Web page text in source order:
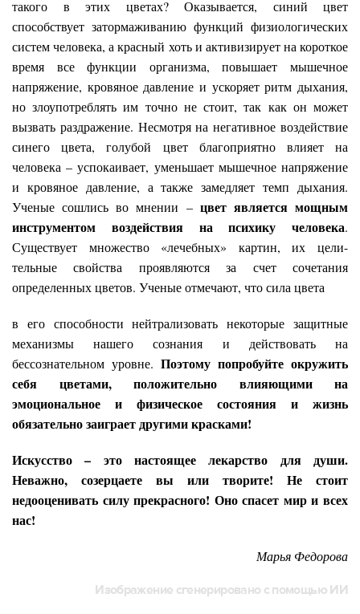
такого в этих цветах? Оказывается, синий цвет
способствует затормаживанию функций физиологических
систем человека, а красный хоть и активизирует на короткое
время все функции организма, повышает мышечное
напряжение, кровяное давление и ускоряет ритм дыхания,
но злоупотреблять им точно не стоит, так как он может
вызвать раздражение. Несмотря на негативное воздействие
синего цвета, голубой цвет благоприятно влияет на
человека – успокаивает, уменьшает мышечное напряжение
и кровяное давление, а также замедляет темп дыхания.
Ученые сошлись во мнении – цвет является мощным
инструментом воздействия на психику человека.
Существует множество «лечебных» картин, их цели-
тельные свойства проявляются за счет сочетания
определенных цветов. Ученые отмечают, что сила цвета
в его способности нейтрализовать некоторые защитные
механизмы нашего сознания и действовать на
бессознательном уровне. Поэтому попробуйте окружить
себя цветами, положительно влияющими на
эмоциональное и физическое состояния и жизнь
обязательно заиграет другими красками!
Искусство – это настоящее лекарство для души.
Неважно, созерцаете вы или творите! Не стоит
недооценивать силу прекрасного! Оно спасет мир и всех
нас!
Марья Федорова
Изображение сгенерировано с помощью ИИ